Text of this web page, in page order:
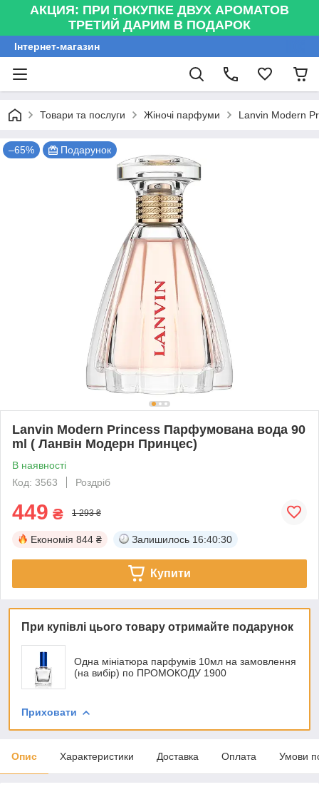
АКЦИЯ: ПРИ ПОКУПКЕ ДВУХ АРОМАТОВ
ТРЕТИЙ ДАРИМ В ПОДАРОК
Інтернет-магазин
Товари та послуги Жіночі парфуми Lanvin Modern
–65% Подарунок
Lanvin Modern Princess Парфумована вода 90
ml ( Ланвін Модерн Принцес)
В наявності
Код: 3563
Роздріб
449 ₴ 1 293 ₴
Економія 844 ₴ Залишилось 16:40:29
Купити
При купівлі цього товару отримайте подарунок
Одна мініатюра парфумів 10мл на замовлення
(на вибір) по ПРОМОКОДУ 1900
Приховати
Опис Характеристики Доставка Оплата Умови